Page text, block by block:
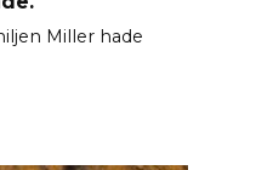
Miller hade